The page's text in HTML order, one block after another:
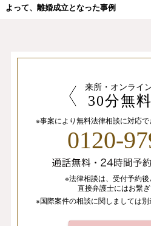
よって、離婚成立となった事例
来所・オンライ
30分無
※事案により無料法律相談に対応で
0120-
※法律相談は、 受付予約後
直接弁護士にはお繋ぎ
※国際案件の相談に関しましては別